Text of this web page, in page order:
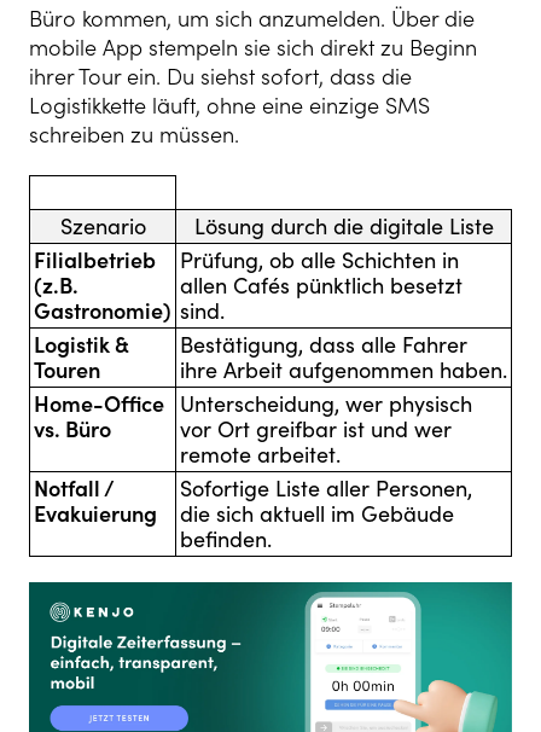
Büro kommen, um sich anzumelden. Über die
mobile App stempeln sie sich direkt zu Beginn
ihrer Tour ein. Du siehst sofort, dass die
Logistikkette läuft, ohne eine einzige SMS
schreiben zu müssen.
Szenario
Lösung durch die digitale Liste
Filialbetrieb
(z.B.
Gastronomie)
Prüfung, ob alle Schichten in
allen Cafés pünktlich besetzt
sind.
Logistik &
Touren
Bestätigung, dass alle Fahrer
ihre Arbeit aufgenommen haben.
Home-Office
vs. Büro
Unterscheidung, wer physisch
vor Ort greifbar ist und wer
remote arbeitet.
Notfall /
Evakuierung
Sofortige Liste aller Personen,
die sich aktuell im Gebäude
befinden.